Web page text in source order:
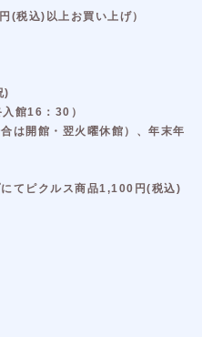
(税込)以上お買い上げ）
)
館16：30）
は開館・翌火曜休館）、年末年
てピクルス商品1,100円(税込)